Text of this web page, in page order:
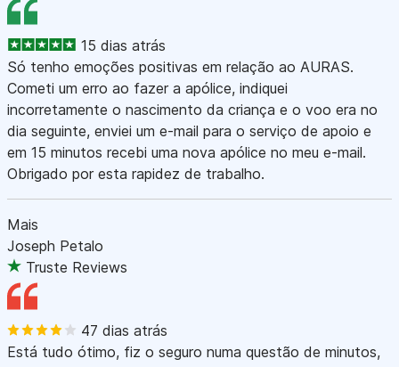
15 dias atrás
Só tenho emoções positivas em relação ao AURAS.
Cometi um erro ao fazer a apólice, indiquei
incorretamente o nascimento da criança e o voo era no
dia seguinte, enviei um e-mail para o serviço de apoio e
em 15 minutos recebi uma nova apólice no meu e-mail.
Obrigado por esta rapidez de trabalho.
Mais
Joseph Petalo
Truste Reviews
47 dias atrás
Está tudo ótimo, fiz o seguro numa questão de minutos,